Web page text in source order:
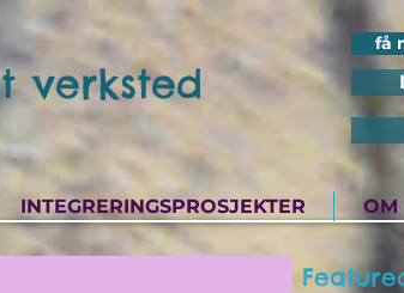
verksted
få
INTEGRERINGSPROSJEKTER OM